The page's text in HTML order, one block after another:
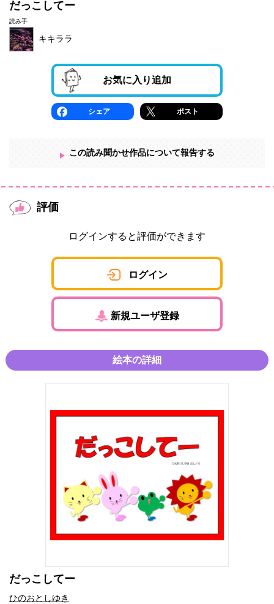
だっこしてー
読み手
キキララ
お気に入り追加
シェア ポスト
この読み聞かせ作品について報告する
評価
ログインすると評価ができます
ログイン
新規ユーザ登録
絵本の詳細
だっこしてー
ひのおとしゆき